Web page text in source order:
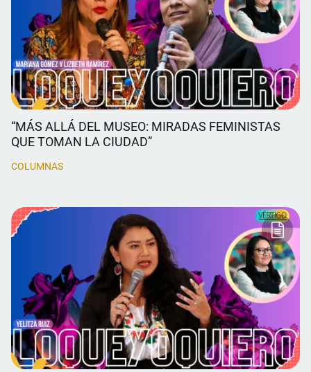
“MÁS ALLÁ DEL MUSEO: MIRADAS FEMINISTAS
QUE TOMAN LA CIUDAD”
COLUMNAS